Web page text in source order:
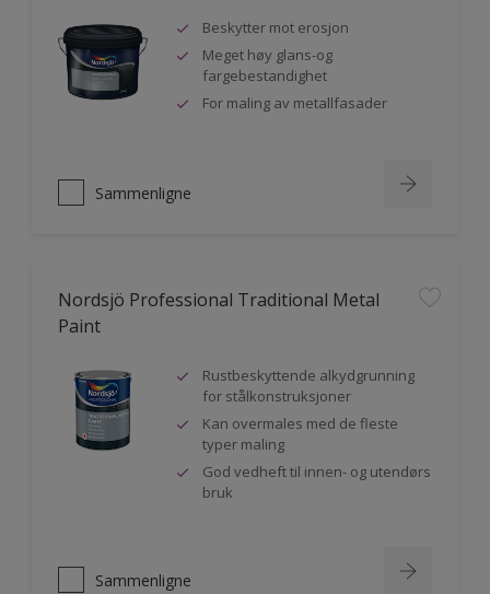
Beskytter mot erosjon
Meget høy glans-og
fargebestandighet
For maling av metallfasader
Sammenligne
Nordsjö Professional Traditional Metal
Paint
Rustbeskyttende alkydgrunning
for stålkonstruksjoner
Kan overmales med de fleste
typer maling
God vedheft til innen- og utendørs
bruk
Sammenligne